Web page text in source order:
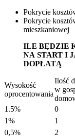
Pokrycie
Pokrycie
mieszkaniowej
ILE BĘDZIE
NA START I
DOPŁATĄ
Wysokość
oprocentowania
Ilość
w
1.5%
0
1%
1
0,5%
2